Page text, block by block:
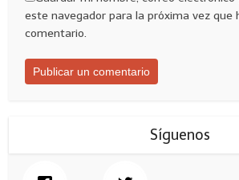
este navegador para la próxima vez que
comentario.
Síguenos